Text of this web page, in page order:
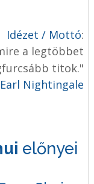
Idézet / Mottó:
a legtöbbet
titok."
Earl Nightingale
előnyei